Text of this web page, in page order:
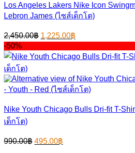
Los Angeles Lakers Nike Icon
Lebron James (ไซส์เด็กโต)
2,450.00฿ Original
price
was:
2,450.00฿.
1,225.00฿
price
is:
1,225.00฿.
-50%
Nike Youth Chicago Bulls Dri-fit T-
เด็กโต)
990.00฿ Original
price
495.00฿
price